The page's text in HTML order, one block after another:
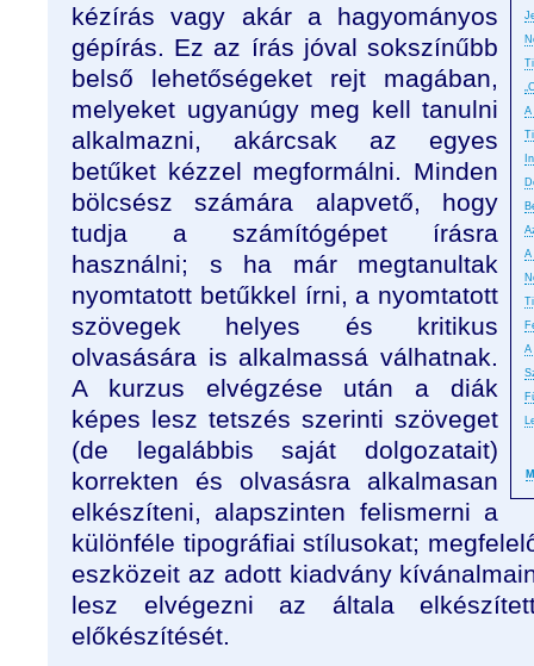
A
A
A
kézírás vagy akár a hagyományos
gépírás. Ez az írás jóval sokszínűbb
belső lehetőségeket rejt magában,
melyeket ugyanúgy meg kell tanulni
alkalmazni, akárcsak az egyes
betűket kézzel megformálni. Minden
bölcsész számára alapvető, hogy
tudja a számítógépet írásra
használni; s ha már megtanultak
nyomtatott betűkkel írni, a nyomtatott
szövegek helyes és kritikus
olvasására is alkalmassá válhatnak.
A kurzus elvégzése után a diák
képes lesz tetszés szerinti szöveget
(de legalábbis saját dolgozatait)
korrekten és olvasásra alkalmasan
elkészíteni, alapszinten felismerni a
különféle tipográfiai stílusokat;
eszközeit az adott kiadvány
lesz elvégezni az általa
előkészítését.